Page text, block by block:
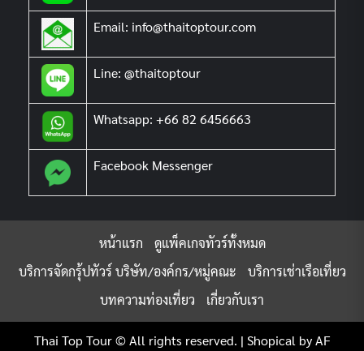
Email: info@thaitoptour.com
Line: @thaitoptour
Whatsapp: +66 82 6456663
Facebook Messenger
หน้าแรก
ดูแพ็คเกจทัวร์ทั้งหมด
บริการจัดกรุ้ปทัวร์ บริษัท/องค์กร/หมู่คณะ
บริการเช่าเรือเที่ยว
บทความท่องเที่ยว
เกี่ยวกับเรา
Thai Top Tour © All rights reserved. | Shopical by AF